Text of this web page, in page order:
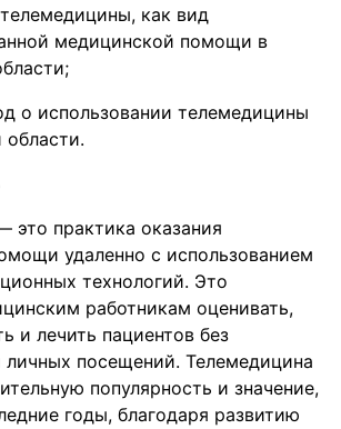
как вид
медицинской помощи в
о использовании телемедицины
области.
это практика оказания
удаленно с использованием
технологий. Это
работникам оценивать,
и лечить пациентов без
посещений. Телемедицина
популярность и значение,
годы, благодаря развитию